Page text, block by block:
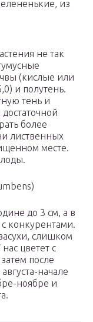
из
не так
(кислые или
и полутень.
тень и
более
лиственных
месте.
до 3 см, а в
конкурентами.
слишком
цветет с
после
начале
ноябре и